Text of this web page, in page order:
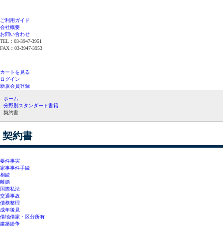
ご利用ガイド
会社概要
お問い合わせ
TEL：03-3947-3951
FAX：03-3947-3953
カートを見る
ログイン
新規会員登録
ホーム
分野別スタンダード書籍
契約書
契約書
要件事実
家事事件手続
相続
離婚
国際私法
交通事故
債務整理
成年後見
借地借家・区分所有
建築紛争